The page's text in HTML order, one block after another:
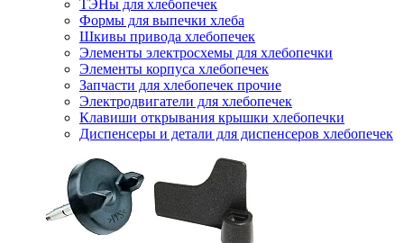
ТЭНы для хлебопечек
Формы для выпечки хлеба
Шкивы привода хлебопечек
Элементы электросхемы для хлебопечки
Элементы корпуса хлебопечек
Запчасти для хлебопечек прочие
Электродвигатели для хлебопечек
Клавиши открывания крышки хлебопечки
Диспенсеры и детали для диспенсеров хлебопечек